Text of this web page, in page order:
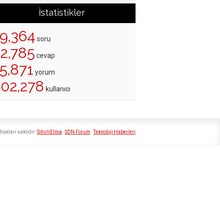
İstatistikler
soru
cevap
yorum
kullanıcı
SihirliElma SDN Forum Teknoloji Haberleri
saklıdır